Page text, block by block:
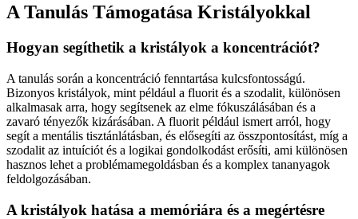
A Tanulás Támogatása Kristályokkal
Hogyan segíthetik a kristályok a koncentrációt?
A tanulás során a koncentráció fenntartása kulcsfontosságú.
Bizonyos kristályok, mint például a fluorit és a szodalit, különösen
alkalmasak arra, hogy segítsenek az elme fókuszálásában és a
zavaró tényezők kizárásában. A fluorit például ismert arról, hogy
segít a mentális tisztánlátásban, és elősegíti az összpontosítást, míg a
szodalit az intuíciót és a logikai gondolkodást erősíti, ami különösen
hasznos lehet a problémamegoldásban és a komplex tananyagok
feldolgozásában.
A kristályok hatása a memóriára és a megértésre